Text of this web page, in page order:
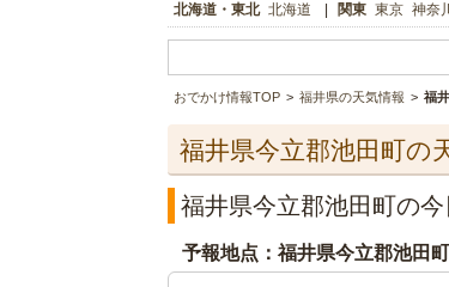
北海道・東北 北海道 関東 東京 神奈川
おでかけ情報TOP 福井県の天気情報 福
福井県今立郡池田町の
福井県今立郡池田町の
予報地点：福井県今立郡池田町